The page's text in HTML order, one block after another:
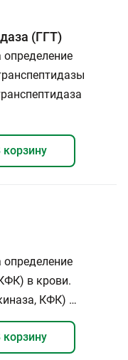
(ГГТ)
определение
корзину
определение
в крови.
КФК) …
корзину